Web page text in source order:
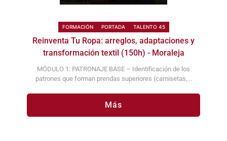
FORMACIÓN PORTADA TALENTO 45
Reinventa Tu Ropa: arreglos, adaptaciones y
transformación textil (150h) - Moraleja
MÓDULO 1: PATRONAJE BASE – Identificación de los
patrones que forman prendas superiores (camisetas,...
Más